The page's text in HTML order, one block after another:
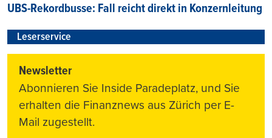
UBS-Rekordbusse: Fall reicht direkt in Konzernleitung
Leserservice
Newsletter
Abonnieren Sie Inside Paradeplatz, und Sie
erhalten die Finanznews aus Zürich per E-
Mail zugestellt.